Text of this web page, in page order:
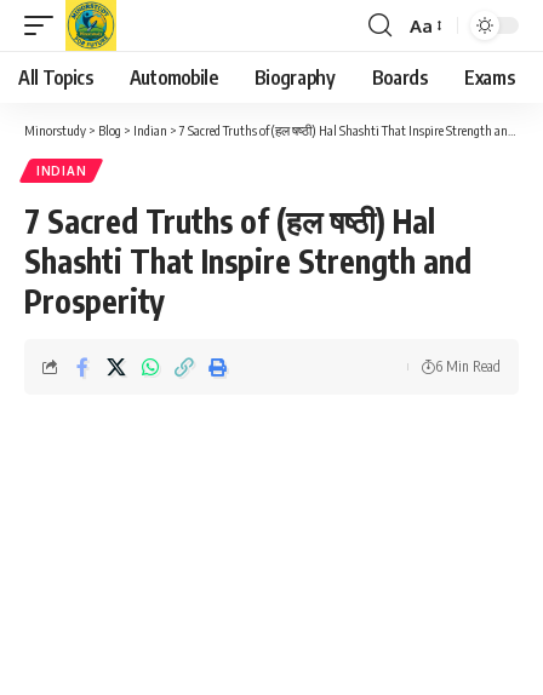
Font
Resizer
Aa
All Topics Automobile Biography Boards Exams
Minorstudy > Blog > Indian >7 Sacred Truths of (हल षष्ठी) Hal Shashti That Inspire Strength and Prosperity
INDIAN
7 Sacred Truths of (हल षष्ठी) Hal
Shashti That Inspire Strength and
Prosperity
6 Min Read